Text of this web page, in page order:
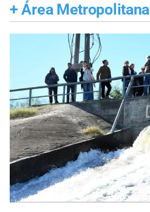
+ Área Metropolitana